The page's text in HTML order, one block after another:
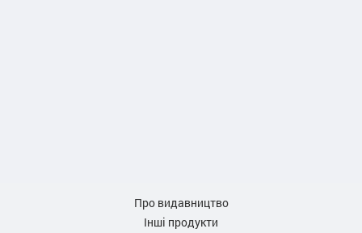
Про видавництво
Інші продукти